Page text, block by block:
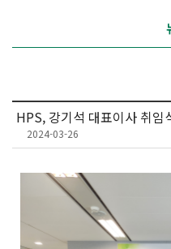
HPS, 강기석 대표이사 취임
2024-03-26